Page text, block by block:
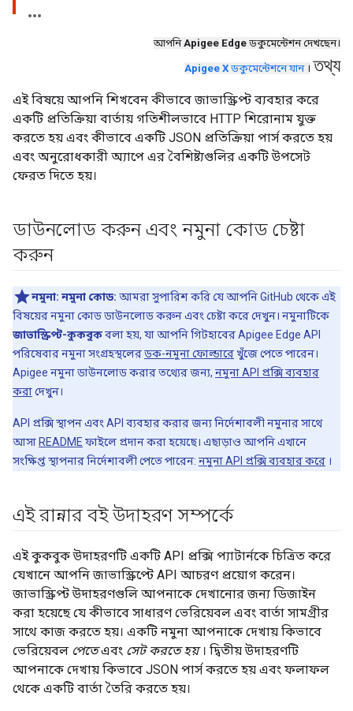
আপনিApigee Edge ডকুমেন্টেশন দেখছেন।
Apigee X ডকুমেন্টেশনে যান। তথ্য
এই বিষয়ে আপনি শিখবেন কীভাবে জাভাস্ক্রিপ্ট ব্যবহার করে
একটি প্রতিক্রিয়া বার্তায় গতিশীলভাবে HTTP শিরোনাম যুক্ত
করতে হয় এবং কীভাবে একটি JSON প্রতিক্রিয়া পার্স করতে হয়
এবং অনুরোধকারী অ্যাপে এর বৈশিষ্ট্যগুলির একটি উপসেট
ফেরত দিতে হয়।
ডাউনলোড করুন এবং নমুনা কোড চেষ্টা
করুন
নমুনা: নমুনা কোড: আমরা সুপারিশ করি যে আপনি GitHub থেকে এই
বিষয়ের নমুনা কোড ডাউনলোড করুন এবং চেষ্টা করে দেখুন। নমুনাটিকে
জাভাস্ক্রিপ্ট-কুকবুকবলা হয়, যা আপনি গিটহাবের Apigee Edge API
পরিষেবার নমুনা সংগ্রহস্থলেরডক-নমুনা ফোল্ডারে খুঁজে পেতে পারেন।
Apigee নমুনা ডাউনলোড করার তথ্যের জন্য, নমুনা API প্রক্সি ব্যবহার
করাদেখুন।
API প্রক্সি স্থাপন এবং API ব্যবহার করার জন্য নির্দেশাবলী নমুনার সাথে
আসা README ফাইলে প্রদান করা হয়েছে। এছাড়াও আপনি এখানে
সংক্ষিপ্ত স্থাপনার নির্দেশাবলী পেতে পারেন: নমুনা API প্রক্সি ব্যবহার করে ।
এই রান্নার বই উদাহরণ সম্পর্কে
এই কুকবুক উদাহরণটি একটি API প্রক্সি প্যাটার্নকে চিত্রিত করে
যেখানে আপনি জাভাস্ক্রিপ্টে API আচরণ প্রয়োগ করেন।
জাভাস্ক্রিপ্ট উদাহরণগুলি আপনাকে দেখানোর জন্য ডিজাইন
করা হয়েছে যে কীভাবে সাধারণ ভেরিয়েবল এবং বার্তা সামগ্রীর
সাথে কাজ করতে হয়। একটি নমুনা আপনাকে দেখায় কিভাবে
ভেরিয়েবল পেতেএবং সেট করতে হয়। দ্বিতীয় উদাহরণটি
আপনাকে দেখায় কিভাবে JSON পার্স করতে হয় এবং ফলাফল
থেকে একটি বার্তা তৈরি করতে হয়।